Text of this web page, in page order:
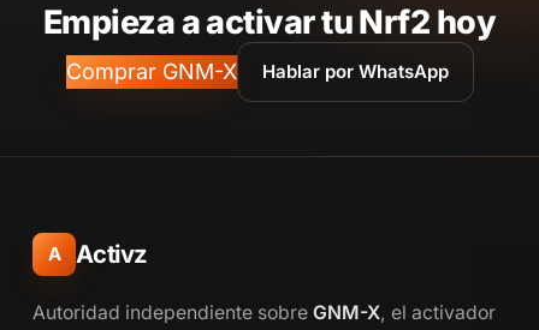
Empieza a activar tu Nrf2 hoy
Comprar GNM-X Hablar por WhatsApp
A Activz
Autoridad independiente sobre GNM-X, el activador